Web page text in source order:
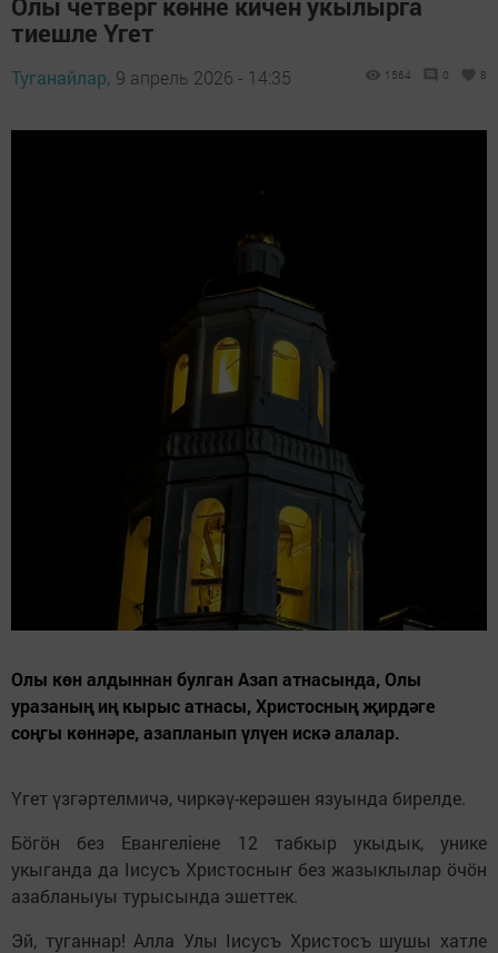
тиешле Үгет
Туганайлар, 9 апрель 2026 - 14:35 1564 0 8
Олы көн алдыннан булган Азап атнасында, Олы
уразаның иң кырыс атнасы, Христосның җирдәге
соңгы көннәре, азапланып үлүен искә алалар.
Үгет үзгәртелмичә, чиркәү-керәшен язуында бирелде.
Бӧгӧн без Евангелiене 12 табкыр укыдык, унике
укыганда да Iисусъ Христосныҥ без жазыклылар ӧчӧн
азабланыуы турысында эшеттек.
Эй, туганнар! Алла Улы Iисусъ Христосъ шушы хатле